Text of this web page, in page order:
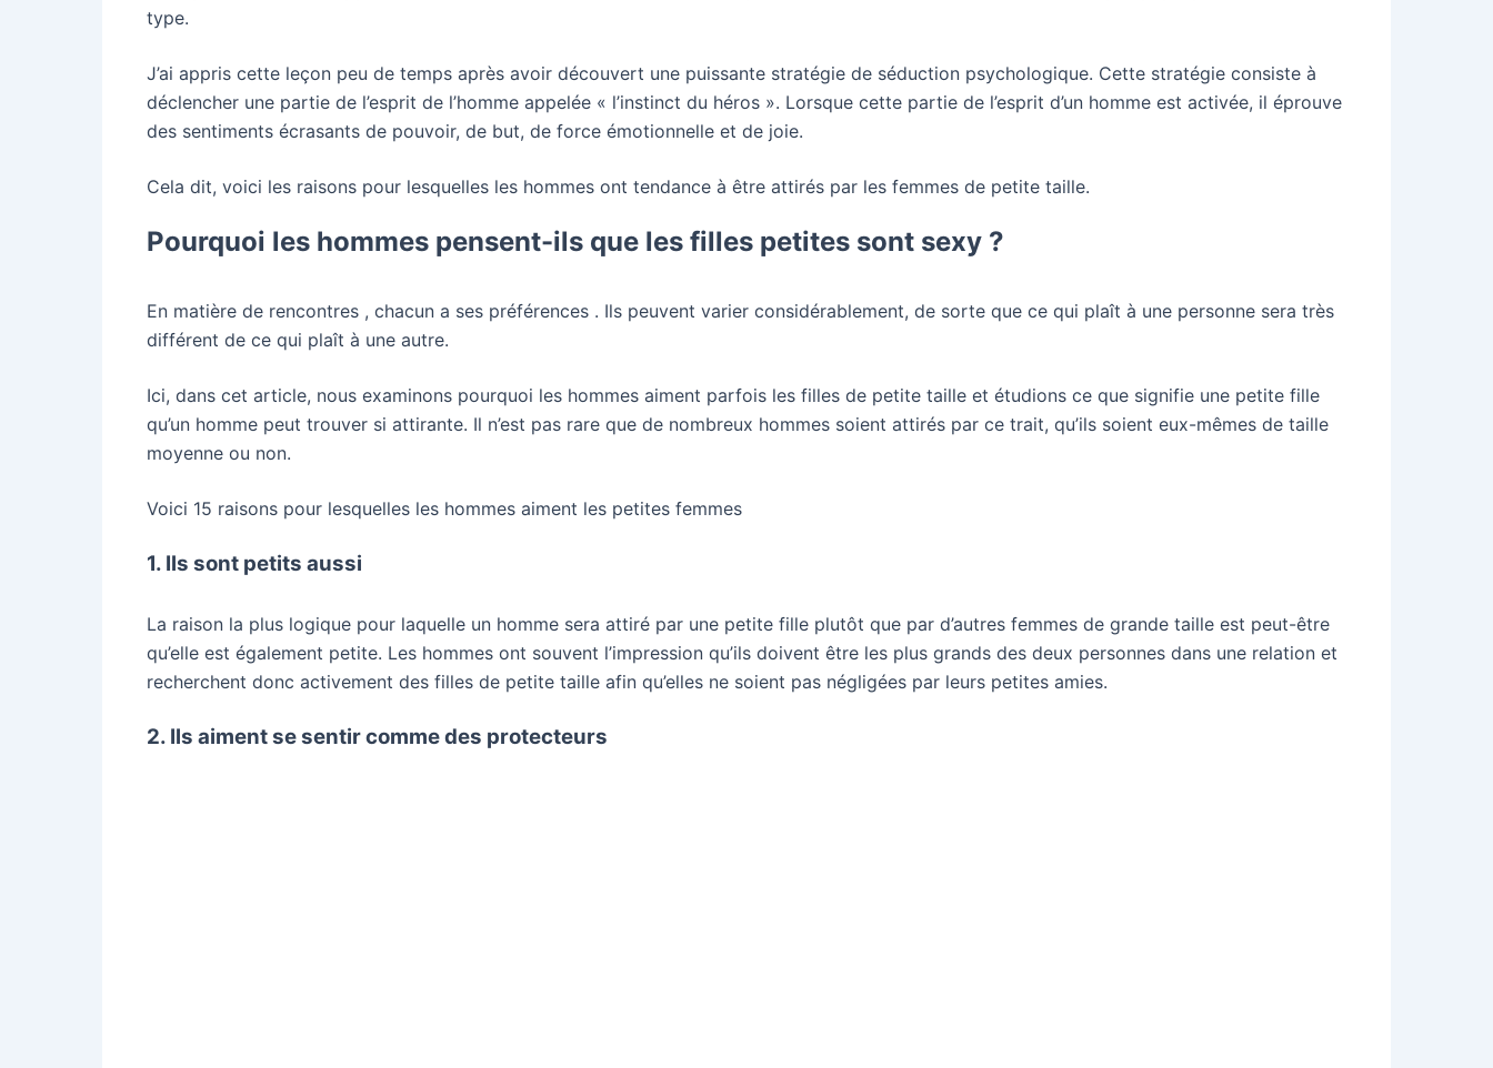
type.
J’ai appris cette leçon peu de temps après avoir découvert une puissante stratégie de séduction psychologique. Cette stratégie consiste à
déclencher une partie de l’esprit de l’homme appelée « l’instinct du héros ». Lorsque cette partie de l’esprit d’un homme est activée, il éprouve
des sentiments écrasants de pouvoir, de but, de force émotionnelle et de joie.
Cela dit, voici les raisons pour lesquelles les hommes ont tendance à être attirés par les femmes de petite taille.
Pourquoi les hommes pensent-ils que les filles petites sont sexy ?
En matière de rencontres , chacun a ses préférences . Ils peuvent varier considérablement, de sorte que ce qui plaît à une personne sera très
différent de ce qui plaît à une autre.
Ici, dans cet article, nous examinons pourquoi les hommes aiment parfois les filles de petite taille et étudions ce que signifie une petite fille
qu’un homme peut trouver si attirante. Il n’est pas rare que de nombreux hommes soient attirés par ce trait, qu’ils soient eux-mêmes de taille
moyenne ou non.
Voici 15 raisons pour lesquelles les hommes aiment les petites femmes
1. Ils sont petits aussi
La raison la plus logique pour laquelle un homme sera attiré par une petite fille plutôt que par d’autres femmes de grande taille est peut-être
qu’elle est également petite. Les hommes ont souvent l’impression qu’ils doivent être les plus grands des deux personnes dans une relation et
recherchent donc activement des filles de petite taille afin qu’elles ne soient pas négligées par leurs petites amies.
2. Ils aiment se sentir comme des protecteurs